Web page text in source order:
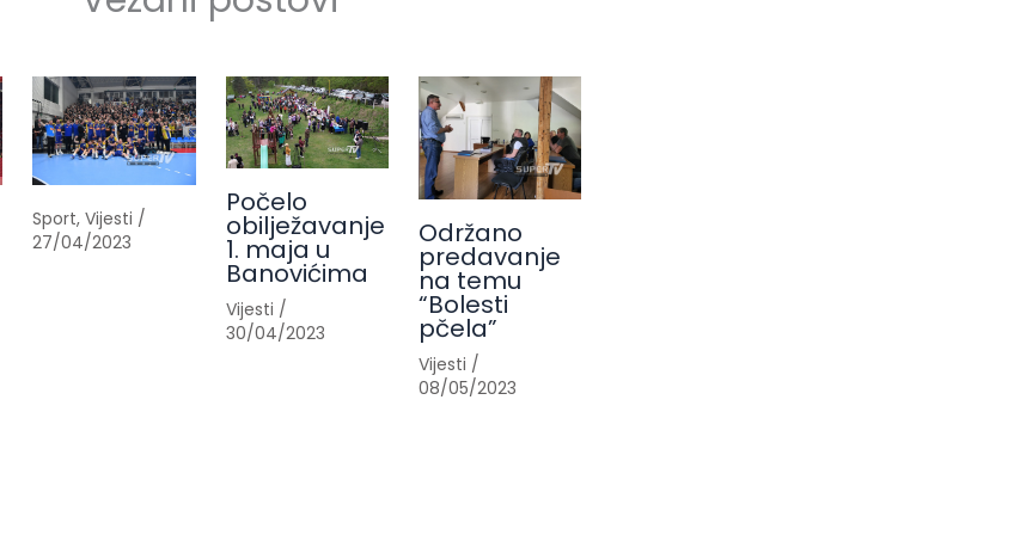
Sport,Vijesti /
27/04/2023
Počelo
obilježavanje
1. maja u
Banovićima
Vijesti /
30/04/2023
Održano
predavanje
na temu
“Bolesti
pčela”
Vijesti /
08/05/2023